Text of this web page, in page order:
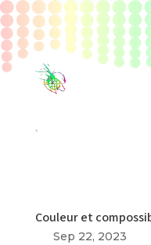
Couleur et
Sep 22, 2023